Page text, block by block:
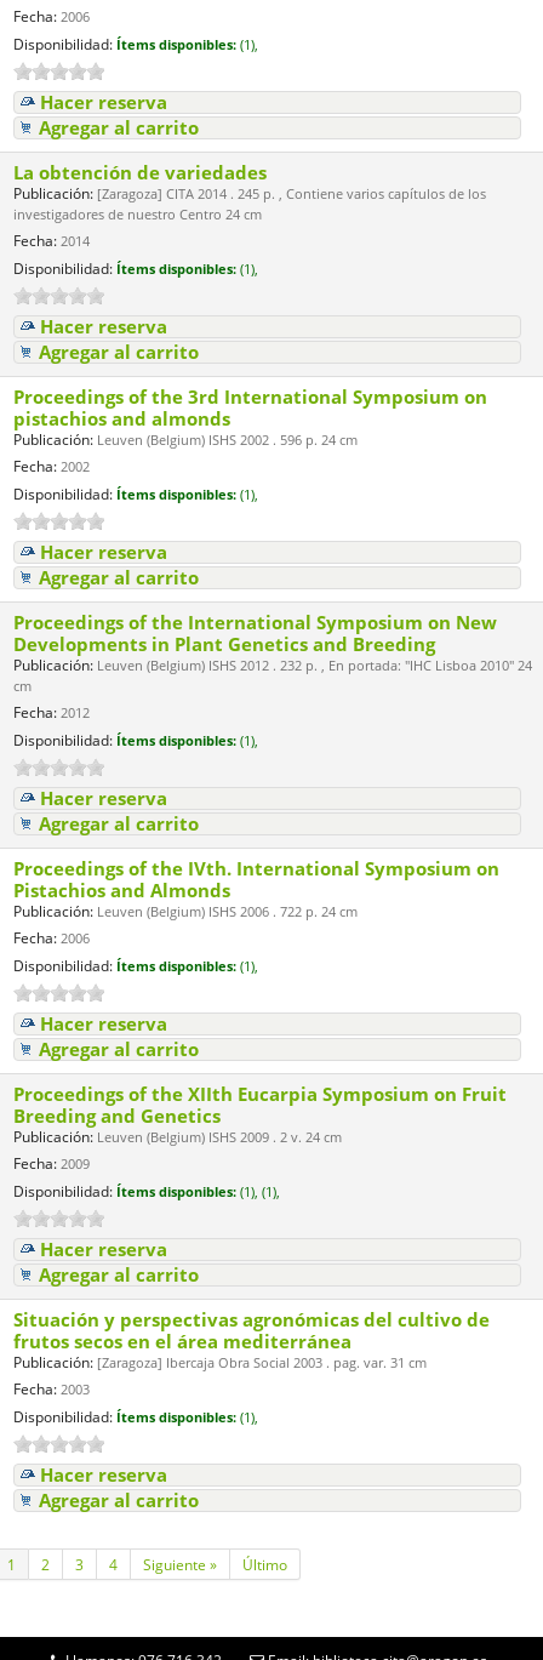
Fecha: 2006
Disponibilidad: Ítems disponibles: (1),
Hacer reserva
Agregar al carrito
La obtención de variedades
Publicación: [Zaragoza] CITA 2014 . 245 p. , Contiene varios capítulos de los
investigadores de nuestro Centro 24 cm
Fecha: 2014
Disponibilidad: Ítems disponibles: (1),
Hacer reserva
Agregar al carrito
Proceedings of the 3rd International Symposium on
pistachios and almonds
Publicación: Leuven (Belgium) ISHS 2002 . 596 p. 24 cm
Fecha: 2002
Disponibilidad: Ítems disponibles: (1),
Hacer reserva
Agregar al carrito
Proceedings of the International Symposium on New
Developments in Plant Genetics and Breeding
Publicación: Leuven (Belgium) ISHS 2012 . 232 p. , En portada: "IHC Lisboa 2010" 24
cm
Fecha: 2012
Disponibilidad: Ítems disponibles: (1),
Hacer reserva
Agregar al carrito
Proceedings of the IVth. International Symposium on
Pistachios and Almonds
Publicación: Leuven (Belgium) ISHS 2006 . 722 p. 24 cm
Fecha: 2006
Disponibilidad: Ítems disponibles: (1),
Hacer reserva
Agregar al carrito
Proceedings of the XIIth Eucarpia Symposium on Fruit
Breeding and Genetics
Publicación: Leuven (Belgium) ISHS 2009 . 2 v. 24 cm
Fecha: 2009
Disponibilidad: Ítems disponibles: (1),(1),
Hacer reserva
Agregar al carrito
Situación y perspectivas agronómicas del cultivo de
frutos secos en el área mediterránea
Publicación: [Zaragoza] Ibercaja Obra Social 2003 . pag. var. 31 cm
Fecha: 2003
Disponibilidad: Ítems disponibles: (1),
Hacer reserva
Agregar al carrito
1 2 3 4 Siguiente » Último